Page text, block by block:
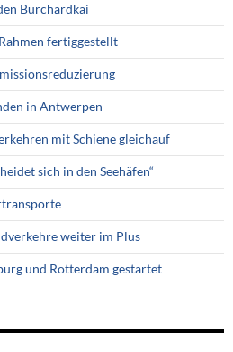
Burchardkai
fertiggestellt
in Antwerpen
mit Schiene gleichauf
sich in den Seehäfen“
weiter im Plus
und Rotterdam gestartet